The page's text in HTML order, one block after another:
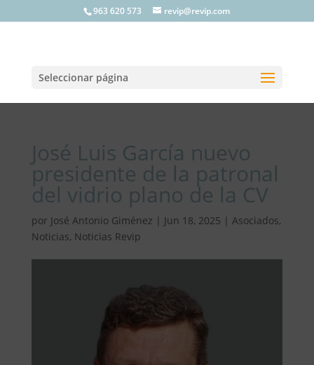
963 620 573 revip@revip.com
Seleccionar página
José Luis García nuevo
presidente de la patronal
del vidrio plano de la CV
por José Antonio Giménez | Jun 18, 2025 | Asociados,
Noticias, Noticias Revip